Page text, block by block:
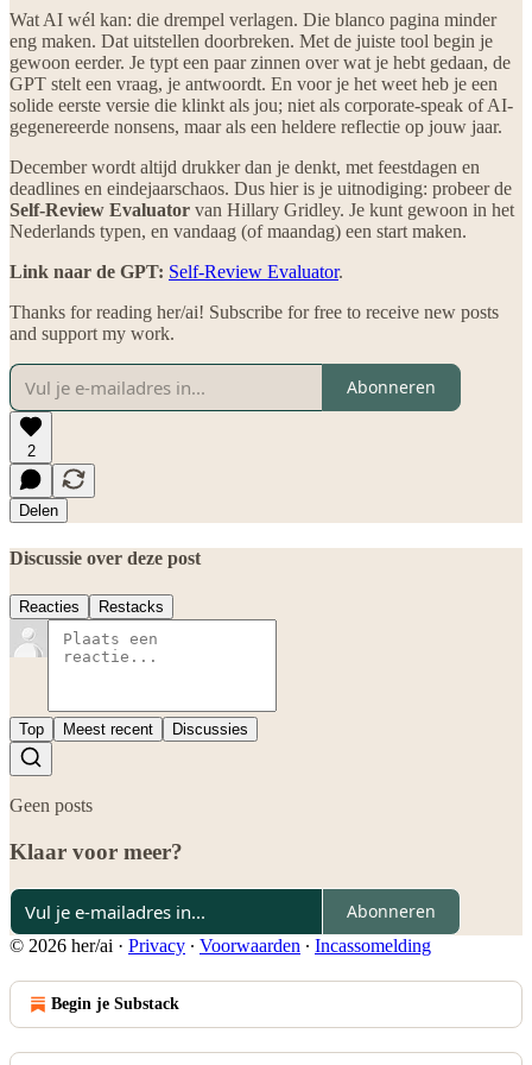
Wat AI wél kan: die drempel verlagen. Die blanco pagina minder
eng maken. Dat uitstellen doorbreken. Met de juiste tool begin je
gewoon eerder. Je typt een paar zinnen over wat je hebt gedaan, de
GPT stelt een vraag, je antwoordt. En voor je het weet heb je een
solide eerste versie die klinkt als jou; niet als corporate-speak of AI-
gegenereerde nonsens, maar als een heldere reflectie op jouw jaar.
December wordt altijd drukker dan je denkt, met feestdagen en
deadlines en eindejaarschaos. Dus hier is je uitnodiging: probeer de
Self-Review Evaluator van Hillary Gridley. Je kunt gewoon in het
Nederlands typen, en vandaag (of maandag) een start maken.
Link naar de GPT: Self-Review Evaluator.
Thanks for reading her/ai! Subscribe for free to receive new posts
and support my work.
Abonneren
2
Delen
Discussie over deze post
Reacties Restacks
Top Meest recent Discussies
Geen posts
Klaar voor meer?
Abonneren
© 2026 her/ai · Privacy ∙ Voorwaarden ∙ Incassomelding
Begin je Substack